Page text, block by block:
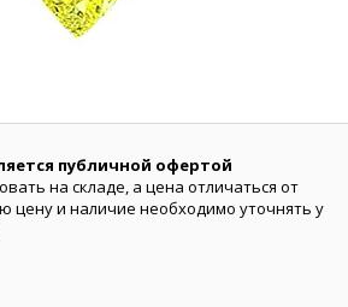
публичной офертой
на складе, а цена отличаться от
цену и наличие необходимо уточнять у